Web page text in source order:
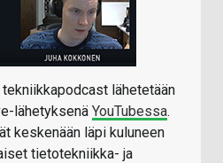
lähetetään
lähetyksenä YouTubessa.
keskenään läpi kuluneen
tietotekniikka- ja